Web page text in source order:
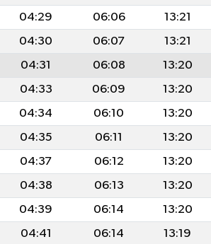
04:29 06:06 13:21
04:30 06:07 13:21
04:31 06:08 13:20
04:33 06:09 13:20
04:34 06:10 13:20
04:35 06:11 13:20
04:37 06:12 13:20
04:38 06:13 13:20
04:39 06:14 13:20
04:41 06:14 13:19